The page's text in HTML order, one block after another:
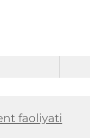
faoliyati